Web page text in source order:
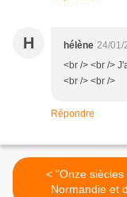
H hélène 24/01/
<br /> <br />
<br /> <br />
Répondre
< "Onze siècles de
Normandie et